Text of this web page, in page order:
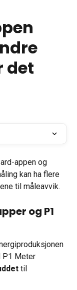
det
appen og
kan ha flere
til måleavvik.
og P1
P1 Meter
til